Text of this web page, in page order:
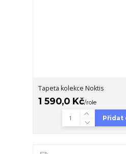
Tapeta kolekce Noktis
1 590,0 Kč/role
Přidat